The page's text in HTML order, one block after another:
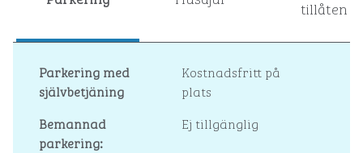
tillåten
Parkering med
självbetjäning
Kostnadsfritt på
plats
Bemannad
parkering:
Ej tillgänglig